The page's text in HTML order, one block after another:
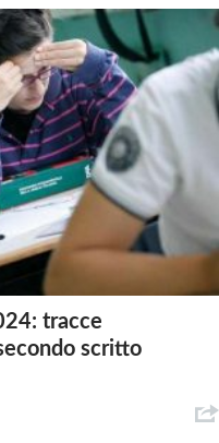
tracce
scritto